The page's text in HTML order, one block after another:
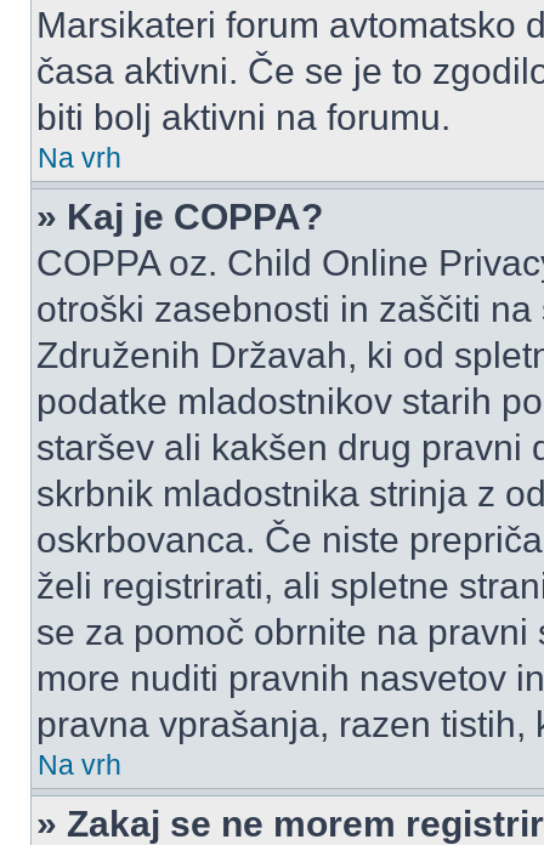
Marsikateri forum avtomatsko
časa aktivni. Če se je to
biti bolj aktivni na forumu.
Na vrh
» Kaj je COPPA?
COPPA oz. Child Online
otroški zasebnosti in zaščiti
Združenih Državah, ki od
podatke mladostnikov starih
staršev ali kakšen drug pravni
skrbnik mladostnika strinja z
oskrbovanca. Če niste
želi registrirati, ali spletne
se za pomoč obrnite na
more nuditi pravnih nasvetov
pravna vprašanja, razen tistih,
Na vrh
» Zakaj se ne morem